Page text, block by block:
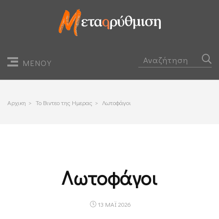
ΜΕΝΟΥ
Αρχικη > Το Βιντεο της Ημερας > Λωτοφάγοι
Λωτοφάγοι
13 ΜΑΪ 2026